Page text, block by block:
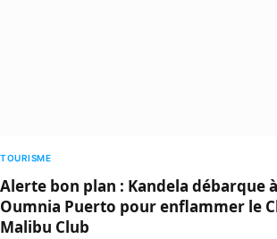
TOURISME
Alerte bon plan : Kandela débarque
Oumnia Puerto pour enflammer le
Malibu Club